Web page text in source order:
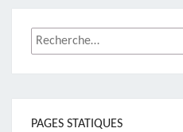
Rechercher :
PAGES STATIQUES